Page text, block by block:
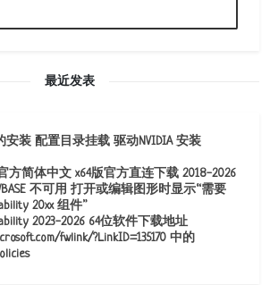
最近发表
安装 配置目录挂载 驱动NVIDIA 安装
官方简体中文 x64版官方直连下载 2018-2026
不可用 打开或编辑图形时显示“需要
20xx 组件”
2023-2026 64位软件下载地址
fwlink/?LinkID=135170 中的